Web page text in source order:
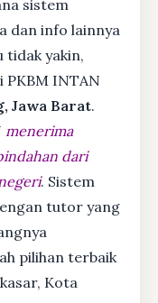
sistem
dan info lainnya
tidak yakin,
INTAN
Jawa Barat.
menerima
dari
. Sistem
tutor yang
pilihan terbaik
Kota